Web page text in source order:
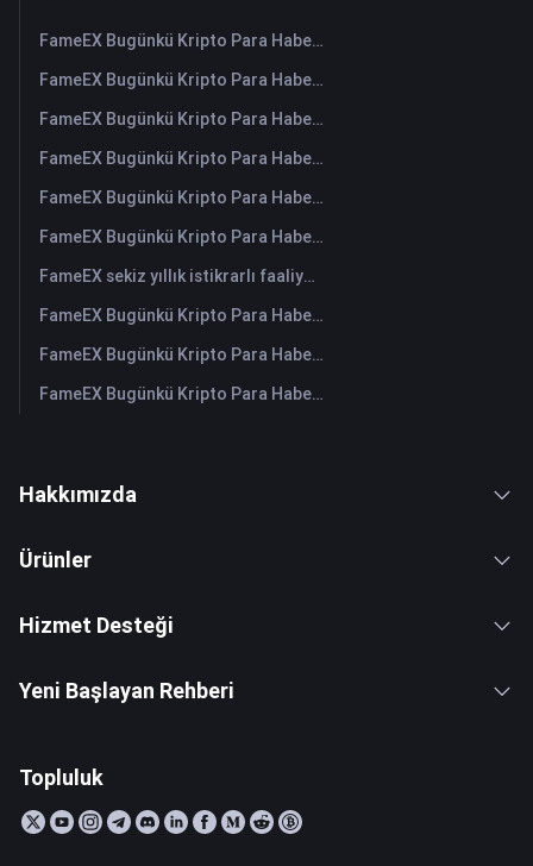
FameEX Bugünkü Kripto Para Haberleri Özeti | 5 Ağustos 2026
FameEX Bugünkü Kripto Para Haberleri Özeti | 4 Ağustos 2026
FameEX Bugünkü Kripto Para Haberleri Özeti | 3 Ağustos 2026
FameEX Bugünkü Kripto Para Haberleri Özeti | 31 Temmuz 2026
FameEX Bugünkü Kripto Para Haberleri Özeti | 30 Temmuz 2026
FameEX Bugünkü Kripto Para Haberleri Özeti | 29 Temmuz 2026
FameEX sekiz yıllık istikrarlı faaliyetleri ve küresel büyümesiyle kullanıcı güvenini güçlendiriyor
FameEX Bugünkü Kripto Para Haberleri Özeti | 28 Temmuz 2026
FameEX Bugünkü Kripto Para Haberleri Özeti | 27 Temmuz 2026
FameEX Bugünkü Kripto Para Haberleri Özeti | 24 Temmuz 2026
Hakkımızda
Ürünler
Hizmet Desteği
Yeni Başlayan Rehberi
Topluluk